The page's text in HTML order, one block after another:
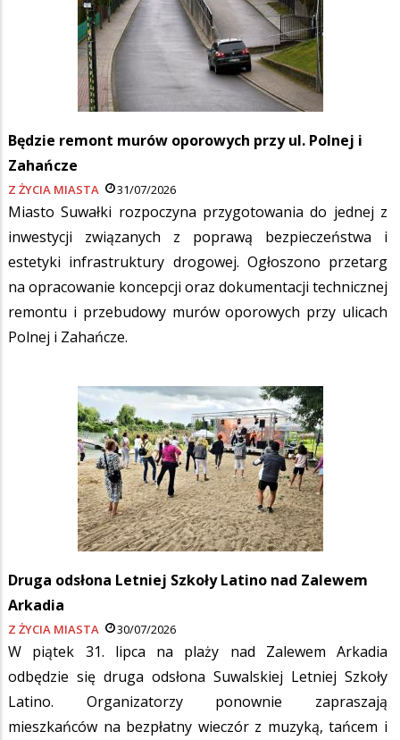
Będzie remont murów oporowych przy ul. Polnej i
Zahańcze
Z ŻYCIA MIASTA 31/07/2026
Miasto Suwałki rozpoczyna przygotowania do jednej z
inwestycji związanych z poprawą bezpieczeństwa i
estetyki infrastruktury drogowej. Ogłoszono przetarg
na opracowanie koncepcji oraz dokumentacji technicznej
remontu i przebudowy murów oporowych przy ulicach
Polnej i Zahańcze.
Druga odsłona Letniej Szkoły Latino nad Zalewem
Arkadia
Z ŻYCIA MIASTA 30/07/2026
W piątek 31. lipca na plaży nad Zalewem Arkadia
odbędzie się druga odsłona Suwalskiej Letniej Szkoły
Latino. Organizatorzy ponownie zapraszają
mieszkańców na bezpłatny wieczór z muzyką, tańcem i